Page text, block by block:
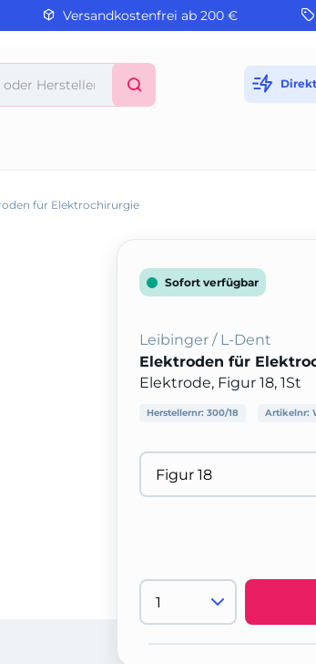
Versandkostenfrei ab 200 €
für Elektrochirurgie
Sofort verfügbar
Leibinger / L-Dent
Elektroden für
Elektrode, Figur 18, 1St
Herstellernr: 300/18 Artikelnr: